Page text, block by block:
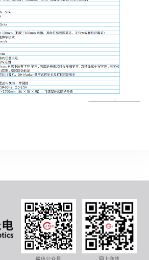
微信公众号 网上商城